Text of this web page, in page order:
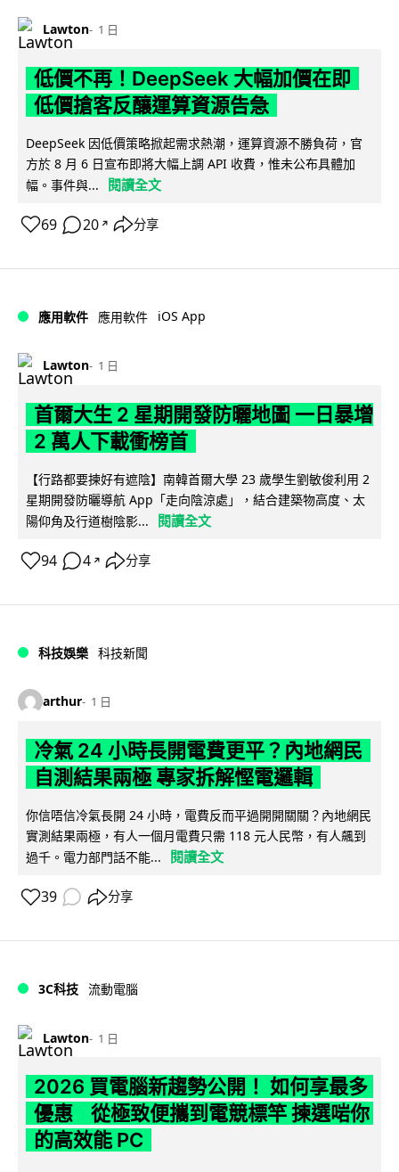
Lawton 1 日
低價不再！DeepSeek 大幅加價在即
低價搶客反釀運算資源告急
DeepSeek 因低價策略掀起需求熱潮，運算資源不勝負荷，官
方於 8 月 6 日宣布即將大幅上調 API 收費，惟未公布具體加
幅。事件與...
閱讀全文
69 20 ↗ 分享
應用軟件 應用軟件 iOS App
Lawton 1 日
首爾大生 2 星期開發防曬地圖 一日暴增
2 萬人下載衝榜首
【行路都要揀好有遮陰】南韓首爾大學 23 歲學生劉敏俊利用 2
星期開發防曬導航 App「走向陰涼處」，結合建築物高度、太
陽仰角及行道樹陰影...
閱讀全文
94 4 ↗ 分享
科技娛樂 科技新聞
arthur 1 日
冷氣 24 小時長開電費更平？內地網民
自測結果兩極 專家拆解慳電邏輯
你信唔信冷氣長開 24 小時，電費反而平過開開關關？內地網民
實測結果兩極，有人一個月電費只需 118 元人民幣，有人飆到
過千。電力部門話不能...
閱讀全文
39 分享
3C科技 流動電腦
Lawton 1 日
2026 買電腦新趨勢公開！ 如何享最多
優惠 從極致便攜到電競標竿 揀選啱你
的高效能 PC